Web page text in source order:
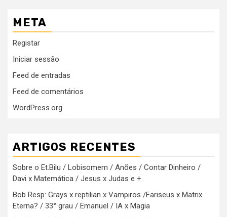
META
Registar
Iniciar sessão
Feed de entradas
Feed de comentários
WordPress.org
ARTIGOS RECENTES
Sobre o Et.Bilu / Lobisomem / Anões / Contar Dinheiro /
Davi x Matemática / Jesus x Judas e +
Bob Resp: Grays x reptilian x Vampiros /Fariseus x Matrix
Eterna? / 33° grau / Emanuel / IA x Magia